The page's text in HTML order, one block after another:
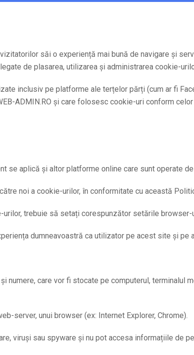
săi o experiență mai bună de navigare și
de plasarea, utilizarea și administrarea cookie-
inclusiv pe platforme ale terțelor părți (cum ar fi
ADMIN.RO și care folosesc cookie-uri conform
aplică și altor platforme online care sunt operate de
noi a cookie-urilor, în conformitate cu această
trebuie să setați corespunzător setările browser-
dumneavoastră ca utilizator pe acest site și pe
care vor fi stocate pe computerul, terminalul
server, unui browser (ex: Internet Explorer, Chrome).
viruși sau spyware și nu pot accesa informațiile de